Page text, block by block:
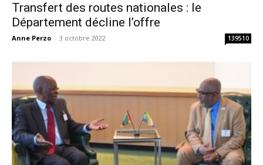
Transfert des routes nationales : le
Département décline l’offre
Anne Perzo - 3 octobre 2022 139510